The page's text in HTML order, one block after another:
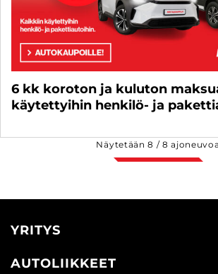
6 kk koroton ja kuluton
käytettyihin henkilö- ja
Näytetään8 /8 ajoneuvoa
YRITYS
AUTOLIIKKEET